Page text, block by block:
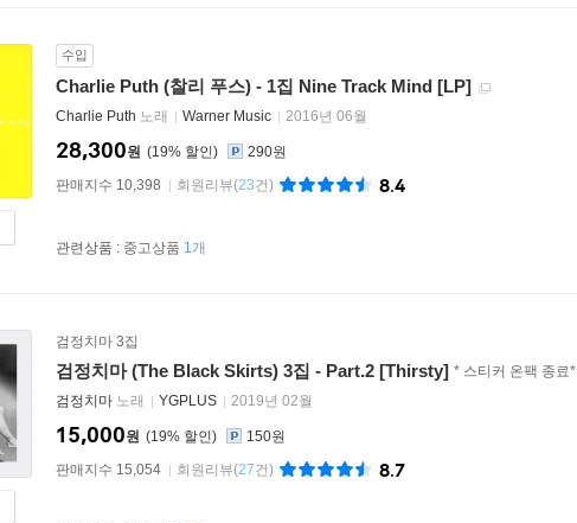
수입
Charlie Puth (찰리 푸스) - 1집 Nine Track Mind [LP]
Charlie Puth 노래 Warner Music 2016년 06월
19%
28,300원
290원
판매지수 10,398
회원리뷰(23건) 8.4
관련상품 : 중고상품 1개
검정치마 3집
검정치마 (The Black Skirts) 3집 - Part.2 [Thirsty] * 스티커 온팩 종료*
검정치마 노래 YGPLUS 2019년 02월
19%
15,000원
150원
판매지수 15,054
회원리뷰(27건) 8.7